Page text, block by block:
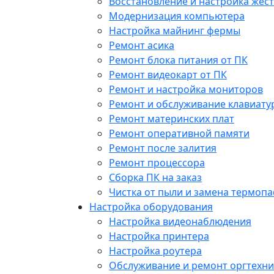
Модернизация компьютера
Настройка майнинг фермы
Ремонт асика
Ремонт блока питания от ПК
Ремонт видеокарт от ПК
Ремонт и настройка мониторов
Ремонт и обслуживание
Ремонт материнских плат
Ремонт оперативной памяти
Ремонт после залития
Ремонт процессора
Сборка ПК на заказ
Чистка от пыли и замена
Настройка оборудования
Настройка видеонаблюдения
Настройка принтера
Настройка роутера
Обслуживание и ремонт